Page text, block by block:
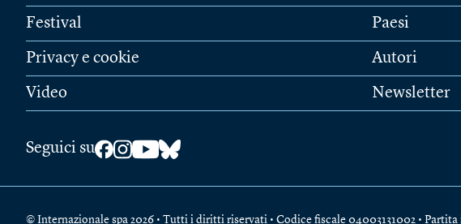
Festival
Privacy e cookie
Video
Paesi
Autori
Newsletter
Seguici su
© Internazionale spa 2026 • Tutti i diritti riservati • Codice fiscale 04003131002 •